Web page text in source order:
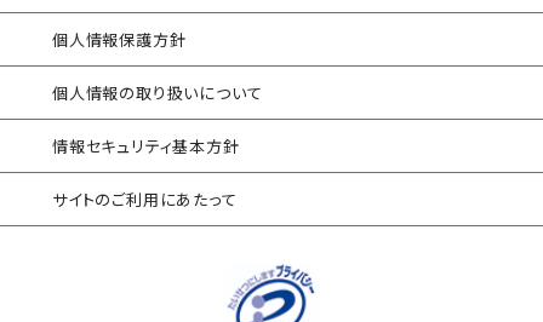
自己問診型 テレワーク環境
情報セキュリティアセスメント
情報セキュリティ
自己点検アンケートサービス
情報セキュリティアセスメント
個人情報保護方針
個人情報の取り扱いについて
情報セキュリティ基本方針
サイトのご利用にあたって